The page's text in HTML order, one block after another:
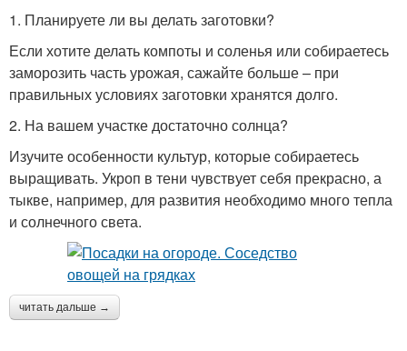
1. Планируете ли вы делать заготовки?
Если хотите делать компоты и соленья или собираетесь
заморозить часть урожая, сажайте больше – при
правильных условиях заготовки хранятся долго.
2. На вашем участке достаточно солнца?
Изучите особенности культур, которые собираетесь
выращивать. Укроп в тени чувствует себя прекрасно, а
тыкве, например, для развития необходимо много тепла
и солнечного света.
читать дальше →